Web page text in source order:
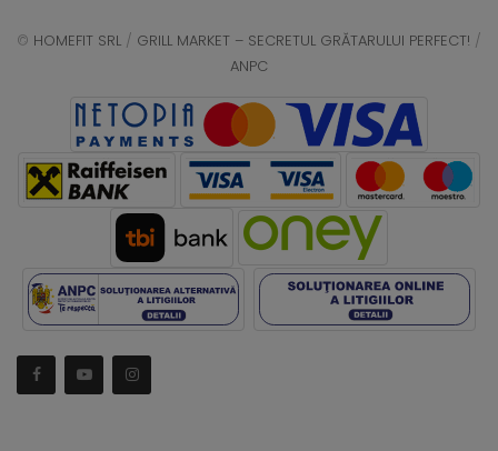
© HOMEFIT SRL / GRILL MARKET – SECRETUL GRĂTARULUI PERFECT! /
ANPC